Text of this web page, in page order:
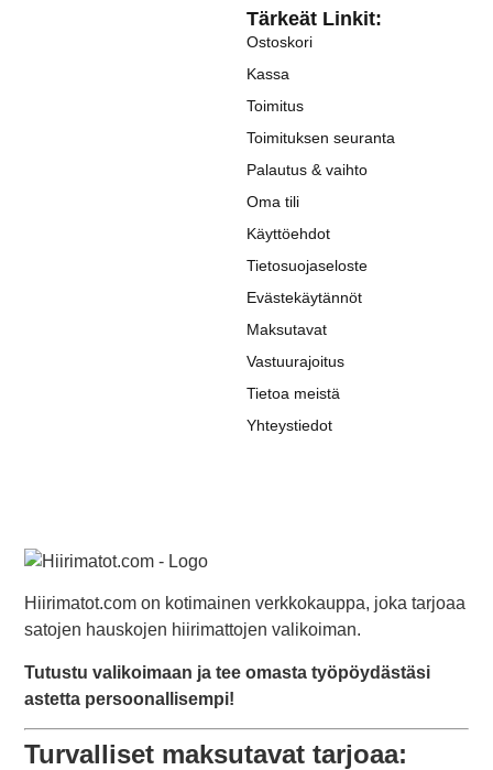
Hiirimatot.com on kotimainen verkkokauppa, joka tarjoaa
satojen hauskojen hiirimattojen valikoiman.
Tutustu valikoimaan ja tee omasta työpöydästäsi
astetta persoonallisempi!
Turvalliset maksutavat tarjoaa:
Tärkeät Linkit:
Ostoskori
Kassa
Toimitus
Toimituksen seuranta
Palautus & vaihto
Oma tili
Käyttöehdot
Tietosuojaseloste
Evästekäytännöt
Maksutavat
Vastuurajoitus
Tietoa meistä
Yhteystiedot